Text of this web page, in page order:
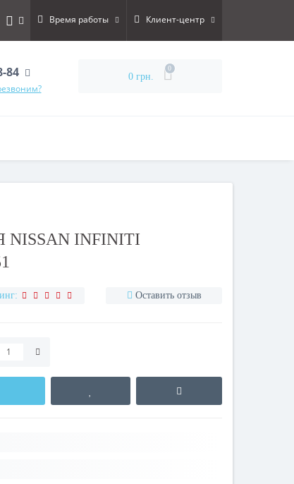
Время работы Клиент-центр
84 0 грн.
0
INFINITI
Оставить отзыв